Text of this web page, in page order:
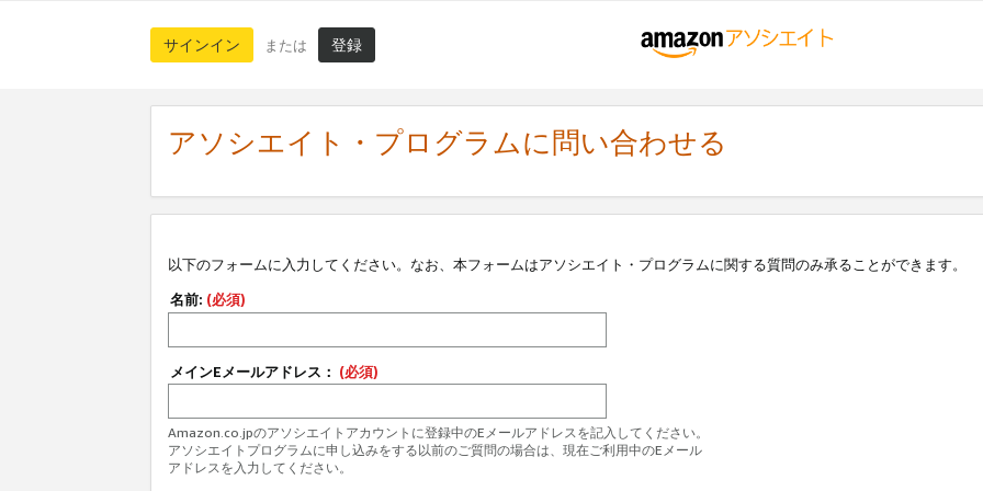
サインイン または 登録
アソシエイト・プログラムに問い合わせる
以下のフォームに入力してください。なお、本フォームはアソシエイト・プログラムに関する質問のみ承ることができます。
名前: (必須)
メインEメールアドレス： (必須)
Amazon.co.jpのアソシエイトアカウントに登録中のEメールアドレスを記入してください。
アソシエイトプログラムに申し込みをする以前のご質問の場合は、現在ご利用中のEメール
アドレスを入力してください。